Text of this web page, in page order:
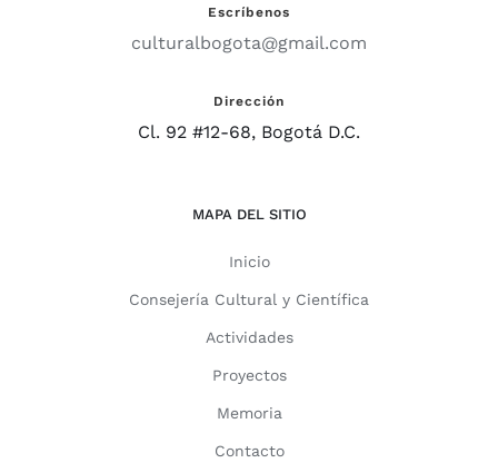
Escríbenos
culturalbogota@gmail.com
Dirección
Cl. 92 #12-68, Bogotá D.C.
MAPA DEL SITIO
Inicio
Consejería Cultural y Científica
Actividades
Proyectos
Memoria
Contacto